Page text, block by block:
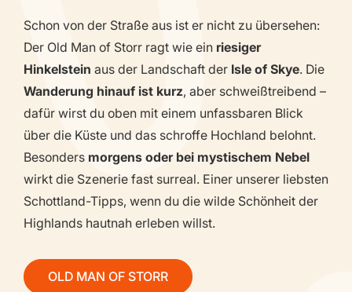
Schon von der Straße aus ist er nicht zu übersehen:
Der Old Man of Storr ragt wie ein riesiger
Hinkelstein aus der Landschaft der Isle of Skye. Die
Wanderung hinauf ist kurz, aber schweißtreibend –
dafür wirst du oben mit einem unfassbaren Blick
über die Küste und das schroffe Hochland belohnt.
Besonders morgens oder bei mystischem Nebel
wirkt die Szenerie fast surreal. Einer unserer liebsten
Schottland-Tipps, wenn du die wilde Schönheit der
Highlands hautnah erleben willst.
OLD MAN OF STORR